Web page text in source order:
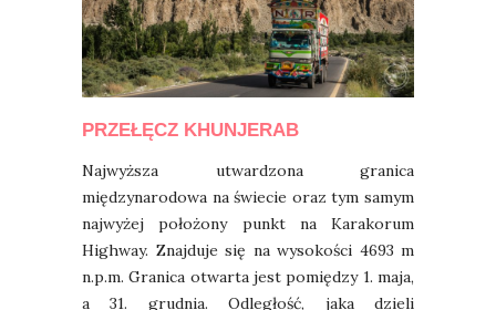
PRZEŁĘCZ KHUNJERAB
Najwyższa utwardzona granica
międzynarodowa na świecie oraz tym samym
najwyżej położony punkt na Karakorum
Highway. Znajduje się na wysokości 4693 m
n.p.m. Granica otwarta jest pomiędzy 1. maja,
a 31. grudnia. Odległość, jaka dzieli